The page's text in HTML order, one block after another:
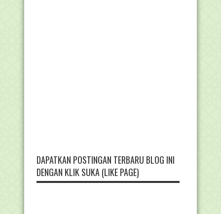
DAPATKAN POSTINGAN TERBARU BLOG INI
DENGAN KLIK SUKA (LIKE PAGE)